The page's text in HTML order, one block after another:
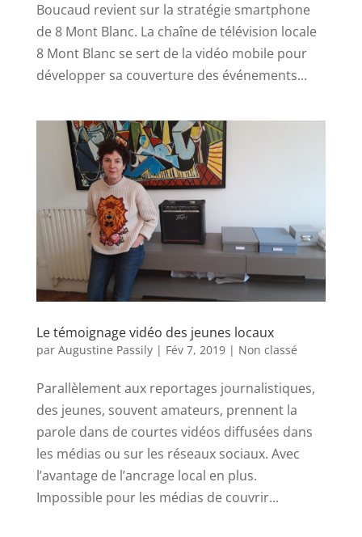
Boucaud revient sur la stratégie smartphone
de 8 Mont Blanc. La chaîne de télévision locale
8 Mont Blanc se sert de la vidéo mobile pour
développer sa couverture des événements...
Le témoignage vidéo des jeunes locaux
par Augustine Passily| Fév 7, 2019| Non classé
Parallèlement aux reportages journalistiques,
des jeunes, souvent amateurs, prennent la
parole dans de courtes vidéos diffusées dans
les médias ou sur les réseaux sociaux. Avec
l’avantage de l’ancrage local en plus.
Impossible pour les médias de couvrir...